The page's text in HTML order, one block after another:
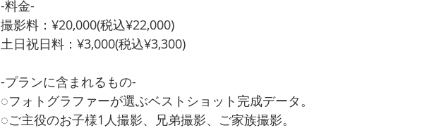
-料金-
撮影料：¥20,000(税込¥22,000)
土日祝日料：¥3,000(税込¥3,300)
-プランに含まれるもの-
◌フォトグラファーが選ぶベストショット完成データ。
◌ご主役のお子様1人撮影、兄弟撮影、ご家族撮影。